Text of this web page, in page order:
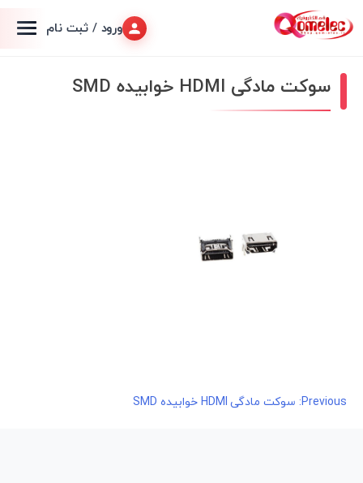
ورود / ثبت نام
سوکت مادگی HDMI خوابیده SMD
راهبری
Previous: سوکت مادگی HDMI خوابیده SMD